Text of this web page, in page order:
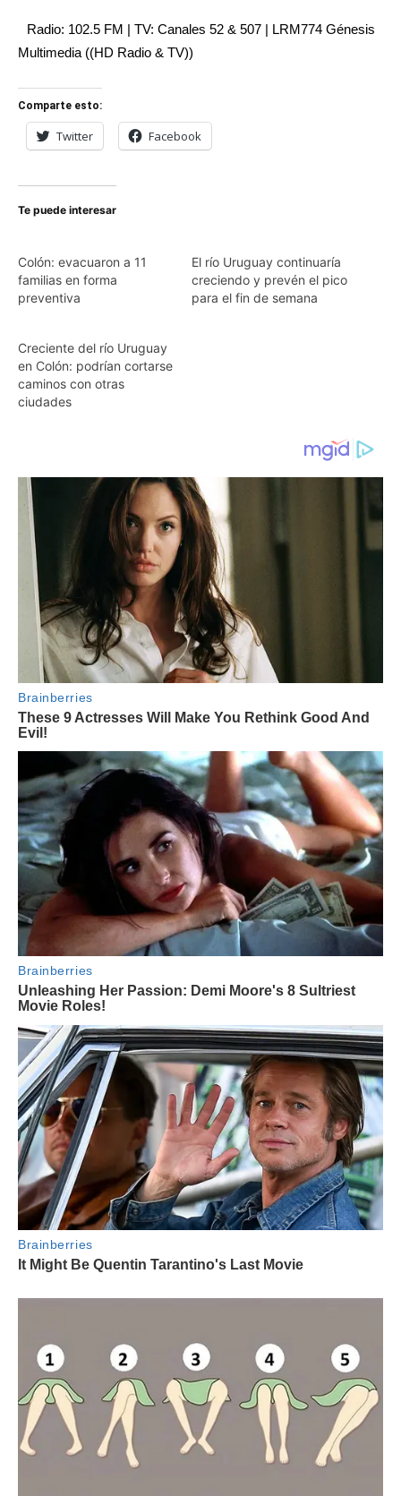
Radio: 102.5 FM | TV: Canales 52 & 507 | LRM774 Génesis
Multimedia ((HD Radio & TV))
Comparte esto:
Twitter Facebook
Te puede interesar
Colón: evacuaron a 11
familias en forma
preventiva
El río Uruguay continuaría
creciendo y prevén el pico
para el fin de semana
Creciente del río Uruguay
en Colón: podrían cortarse
caminos con otras
ciudades